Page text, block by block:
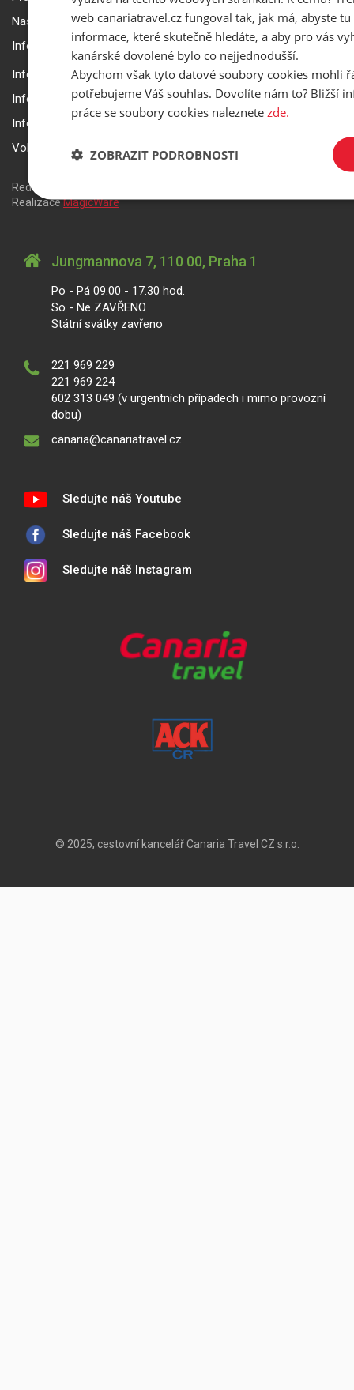
Nastavení a ochrana soukromí
Informace k rezervaci zájezdu
Informace k pojištění
Informace k letecké přepravě
Informace k ubytování a pobytu
Volitelné doplňkové služby
Redakční systém
RealizaceMagicWare
Jungmannova 7, 110 00, Praha 1
Po - Pá 09.00 - 17.30 hod.
So - Ne ZAVŘENO
Státní svátky zavřeno
221 969 229
221 969 224
602 313 049 (v urgentních případech i mimo provozní
dobu)
canaria@canariatravel.cz
Sledujte náš Youtube
Sledujte náš Facebook
Sledujte náš Instagram
© 2025, cestovní kancelář Canaria Travel CZ s.r.o.
web canariatravel.cz fungoval tak, jak má, abyste
informace, které skutečně hledáte, a aby pro vás
kanárské dovolené bylo co nejjednodušší.
Abychom však tyto datové soubory cookies mohli
potřebujeme Váš souhlas. Dovolíte nám to? Bližší
práce se soubory cookies naleznete zde.
ZOBRAZIT PODROBNOSTI